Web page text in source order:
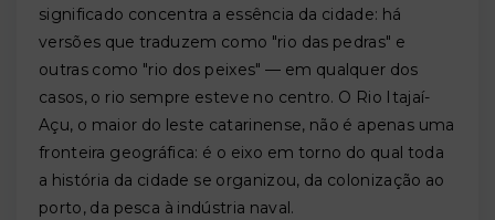
significado concentra a essência da cidade: há
versões que traduzem como "rio das pedras" e
outras como "rio dos peixes" — em qualquer dos
casos, o rio sempre esteve no centro. O Rio Itajaí-
Açu, o maior do leste catarinense, não é apenas uma
fronteira geográfica: é o eixo em torno do qual toda
a história da cidade se organizou, da colonização ao
porto, da pesca à indústria naval.